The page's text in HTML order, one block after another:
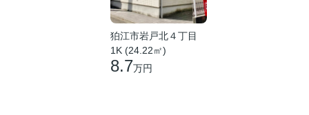
狛江市岩戸北４丁目
1K (24.22㎡)
8.7万円